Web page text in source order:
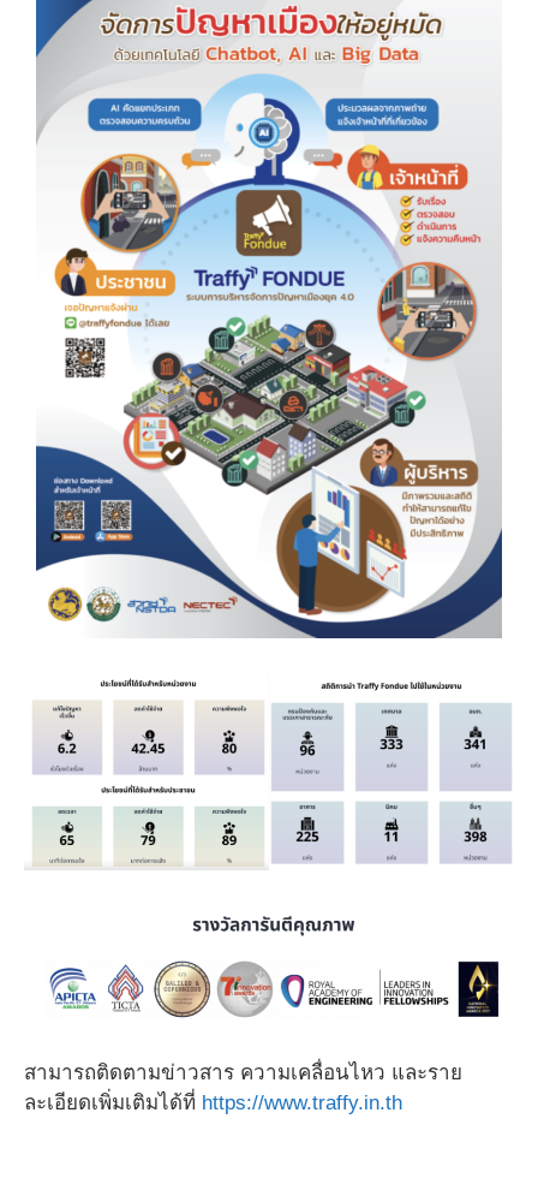
สามารถติดตามข่าวสาร ความเคลื่อนไหว และราย
ละเอียดเพิ่มเติมได้ที่ https://www.traffy.in.th